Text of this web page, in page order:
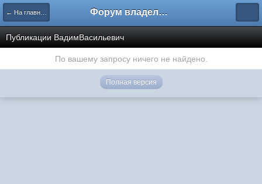
← На главную Форум владельцев интернет-магазинов
Публикации ВадимВасильевич
По вашему запросу ничего не найдено.
Полная версия